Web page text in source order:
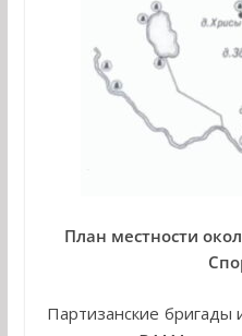
План местности
Партизанские